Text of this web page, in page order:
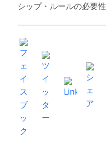
シップ・ルールの必要性